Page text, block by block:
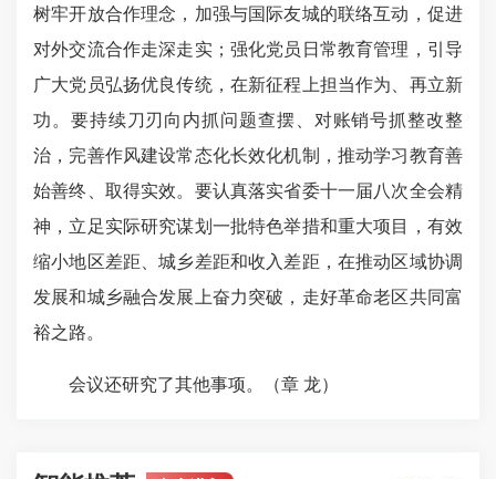
树牢开放合作理念，加强与国际友城的联络互动，促进
对外交流合作走深走实；强化党员日常教育管理，引导
广大党员弘扬优良传统，在新征程上担当作为、再立新
功。要持续刀刃向内抓问题查摆、对账销号抓整改整
治，完善作风建设常态化长效化机制，推动学习教育善
始善终、取得实效。要认真落实省委十一届八次全会精
神，立足实际研究谋划一批特色举措和重大项目，有效
缩小地区差距、城乡差距和收入差距，在推动区域协调
发展和城乡融合发展上奋力突破，走好革命老区共同富
裕之路。
会议还研究了其他事项。（章 龙）